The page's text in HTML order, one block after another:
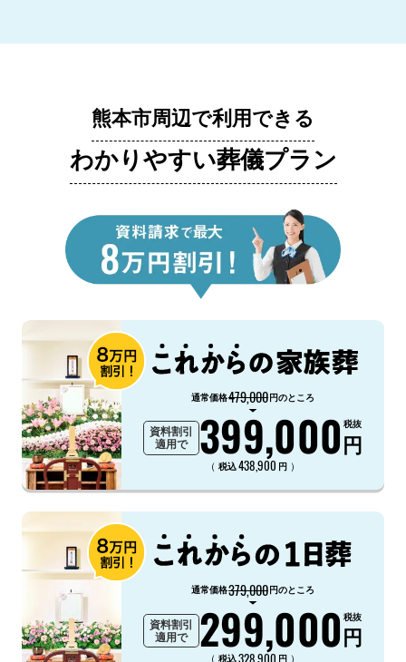
熊本市周辺で利用できる
わかりやすい葬儀プラン
通常価格479,000円のところ
資料割引
適用で
399,000円
税抜
（ 税込438,900 円 ）
通常価格379,000円のところ
資料割引
適用で
299,000円
税抜
（ 税込328,900 円 ）